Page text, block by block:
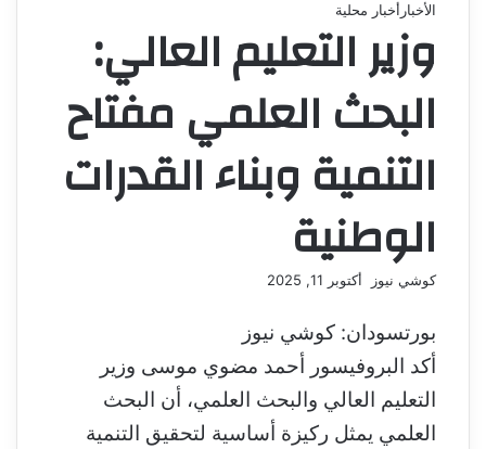
الأخبار أخبار محلية
وزير التعليم العالي:
البحث العلمي مفتاح
التنمية وبناء القدرات
الوطنية
كوشي نيوز
أ
ل
ب
د
أكتوبر 11, 2025
بورتسودان: كوشي نيوز
أكد البروفيسور أحمد مضوي موسى وزير
التعليم العالي والبحث العلمي، أن البحث
العلمي يمثل ركيزة أساسية لتحقيق التنمية